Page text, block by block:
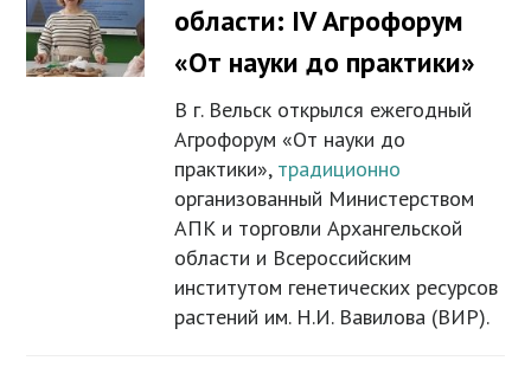
области: IV Агрофорум
«От науки до практики»
В г. Вельск открылся ежегодный
Агрофорум «От науки до
практики», традиционно
организованный Министерством
АПК и торговли Архангельской
области и Всероссийским
институтом генетических ресурсов
растений им. Н.И. Вавилова (ВИР).